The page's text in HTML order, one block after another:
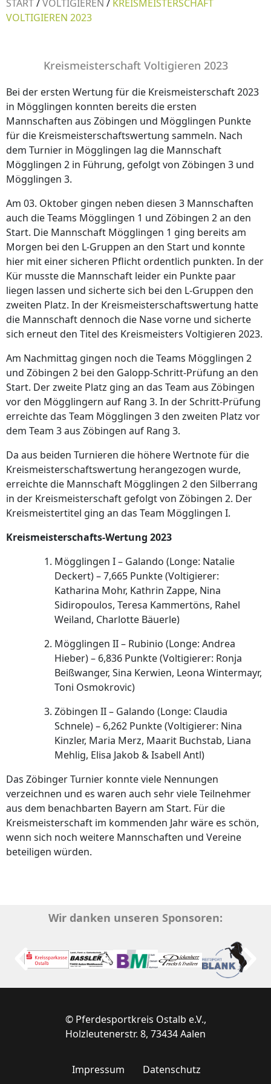
START/VOLTIGIEREN / KREISMEISTERSCHAFT
VOLTIGIEREN 2023
Kreismeisterschaft Voltigieren 2023
Bei der ersten Wertung für die Kreismeisterschaft 2023
in Mögglingen konnten bereits die ersten
Mannschaften aus Zöbingen und Mögglingen Punkte
für die Kreismeisterschaftswertung sammeln. Nach
dem Turnier in Mögglingen lag die Mannschaft
Mögglingen 2 in Führung, gefolgt von Zöbingen 3 und
Mögglingen 3.
Am 03. Oktober gingen neben diesen 3 Mannschaften
auch die Teams Mögglingen 1 und Zöbingen 2 an den
Start. Die Mannschaft Mögglingen 1 ging bereits am
Morgen bei den L-Gruppen an den Start und konnte
hier mit einer sicheren Pflicht ordentlich punkten. In der
Kür musste die Mannschaft leider ein Punkte paar
liegen lassen und sicherte sich bei den L-Gruppen den
zweiten Platz. In der Kreismeisterschaftswertung hatte
die Mannschaft dennoch die Nase vorne und sicherte
sich erneut den Titel des Kreismeisters Voltigieren 2023.
Am Nachmittag gingen noch die Teams Mögglingen 2
und Zöbingen 2 bei den Galopp-Schritt-Prüfung an den
Start. Der zweite Platz ging an das Team aus Zöbingen
vor den Mögglingern auf Rang 3. In der Schritt-Prüfung
erreichte das Team Mögglingen 3 den zweiten Platz vor
dem Team 3 aus Zöbingen auf Rang 3.
Da aus beiden Turnieren die höhere Wertnote für die
Kreismeisterschaftswertung herangezogen wurde,
erreichte die Mannschaft Mögglingen 2 den Silberrang
in der Kreismeisterschaft gefolgt von Zöbingen 2. Der
Kreismeistertitel ging an das Team Mögglingen I.
Kreismeisterschafts-Wertung 2023
Mögglingen I – Galando (Longe: Natalie
Deckert) – 7,665 Punkte (Voltigierer:
Katharina Mohr, Kathrin Zappe, Nina
Sidiropoulos, Teresa Kammertöns, Rahel
Weiland, Charlotte Bäuerle)
Mögglingen II – Rubinio (Longe: Andrea
Hieber) – 6,836 Punkte (Voltigierer: Ronja
Beißwanger, Sina Kerwien, Leona Wintermayr,
Toni Osmokrovic)
Zöbingen II – Galando (Longe: Claudia
Schnele) – 6,262 Punkte (Voltigierer: Nina
Kinzler, Maria Merz, Maarit Buchstab, Liana
Mehlig, Elisa Jakob & Isabell Antl)
Das Zöbinger Turnier konnte viele Nennungen
verzeichnen und es waren auch sehr viele Teilnehmer
aus dem benachbarten Bayern am Start. Für die
Kreismeisterschaft im kommenden Jahr wäre es schön,
wenn sich noch weitere Mannschaften und Vereine
beteiligen würden.
Wir danken unseren Sponsoren:
© Pferdesportkreis Ostalb e.V.,
Holzleutenerstr. 8, 73434 Aalen
Impressum
Datenschutz